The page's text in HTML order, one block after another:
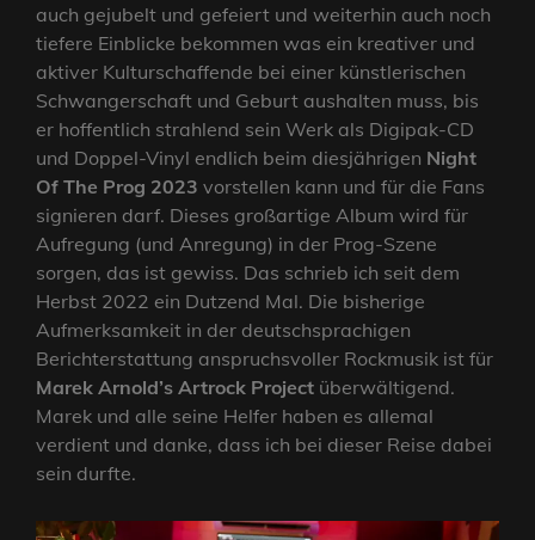
auch gejubelt und gefeiert und weiterhin auch noch
tiefere Einblicke bekommen was ein kreativer und
aktiver Kulturschaffende bei einer künstlerischen
Schwangerschaft und Geburt aushalten muss, bis
er hoffentlich strahlend sein Werk als Digipak-CD
und Doppel-Vinyl endlich beim diesjährigen Night
Of The Prog 2023 vorstellen kann und für die Fans
signieren darf. Dieses großartige Album wird für
Aufregung (und Anregung) in der Prog-Szene
sorgen, das ist gewiss. Das schrieb ich seit dem
Herbst 2022 ein Dutzend Mal. Die bisherige
Aufmerksamkeit in der deutschsprachigen
Berichterstattung anspruchsvoller Rockmusik ist für
Marek Arnold’s Artrock Project überwältigend.
Marek und alle seine Helfer haben es allemal
verdient und danke, dass ich bei dieser Reise dabei
sein durfte.